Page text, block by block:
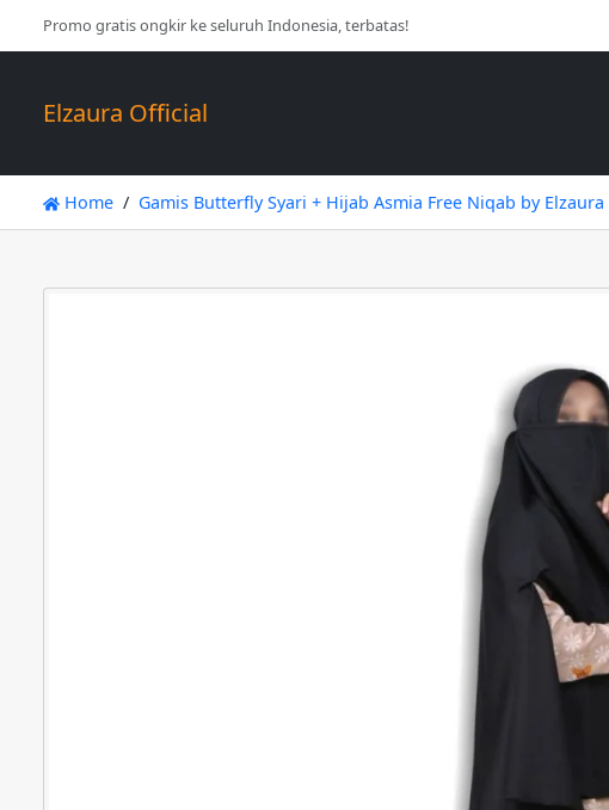
Promo gratis ongkir ke seluruh Indonesia, terbatas!
Elzaura Official
Home Gamis Butterfly Syari + Hijab Asmia Free Niqab by Elzaura